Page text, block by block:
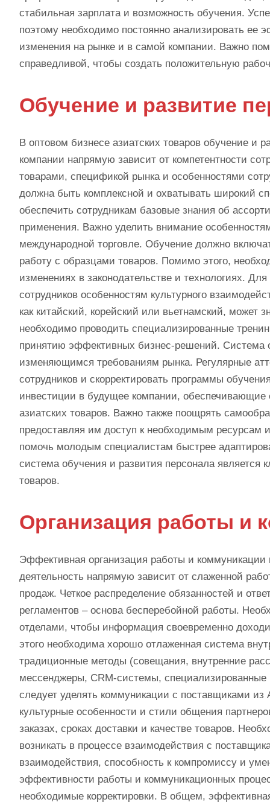
стабильная зарплата и возможность обучения.
поэтому необходимо постоянно анализировать
изменения на рынке и в самой компании. Важно
справедливой, чтобы создать положительную
Обучение и развитие
В оптовом бизнесе азиатских товаров обучение и
компании напрямую зависит от компетентности
товарами, спецификой рынка и особенностями
должна быть комплексной и охватывать широкий
обеспечить сотрудникам базовые знания об
применения. Важно уделить внимание
международной торговле. Обучение должно
работу с образцами товаров. Помимо этого,
изменениях в законодательстве и технологиях.
сотрудников особенностям культурного
как китайский, корейский или вьетнамский,
необходимо проводить специализированные
принятию эффективных бизнес-решений. Система
изменяющимся требованиям рынка. Регулярные
сотрудников и скорректировать программы
инвестиции в будущее компании, обеспечивающие
азиатских товаров. Важно также поощрять
предоставляя им доступ к необходимым ресурсам
помочь молодым специалистам быстрее
система обучения и развития персонала
товаров.
Организация работы и
Эффективная организация работы и коммуникации
деятельность напрямую зависит от слаженной
продаж. Четкое распределение обязанностей и
регламентов – основа бесперебойной работы.
отделами, чтобы информация своевременно
этого необходима хорошо отлаженная система
традиционные методы (совещания, внутренние
мессенджеры, CRM-системы,
следует уделять коммуникации с поставщиками
культурные особенности и стили общения
заказах, сроках доставки и качестве товаров.
возникать в процессе взаимодействия с
взаимодействия, способность к компромиссу и
эффективности работы и коммуникационных
необходимые корректировки. В общем,